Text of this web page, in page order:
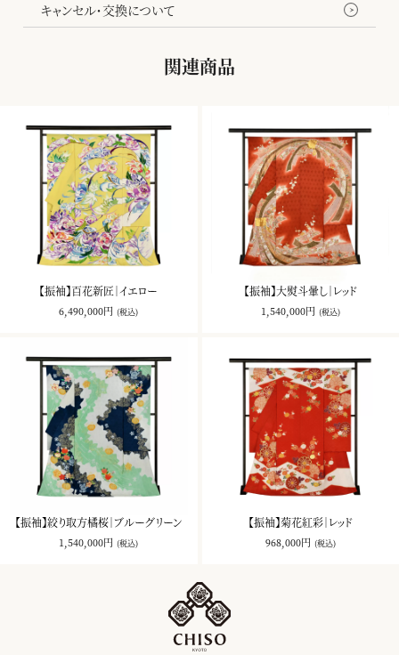
キャンセル・交換について
関連商品
【振袖】百花新匠｜イエロー
6,490,000円 (税込)
【振袖】大熨斗暈し｜レッド
1,540,000円 (税込)
【振袖】絞り取方橘桜｜ブルーグリーン
1,540,000円 (税込)
【振袖】菊花紅彩｜レッド
968,000円 (税込)